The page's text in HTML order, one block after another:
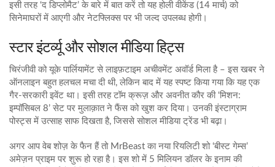
इसी तरह ‘द डिप्लोमैट’ के बारे में बात करें तो यह होली वीकेंड (14 मार्च) को
सिनेमाघरों में आएगी और नेटफ्लिक्स पर भी जल्द उपलब्ध होगी।
स्टार इंटर्व्यू और सोशल मीडिया हिट्स
चिरंजीवी को यूके पार्लियामेंट से लाइफ़टाइम अचीवमेंट अवॉर्ड मिला है – इस खबर ने
ऑनलाइन बहुत हलचल मचा दी थी, लेकिन बाद में यह स्पष्ट किया गया कि यह एक
गैर‑सरकारी इवेंट था। इसी तरह टॉम क्रूज़ और अवनीत कौर की ‘मिशन:
इम्पॉसिबल 8’ सेट पर मुलाक़ात ने फैंस को खुश कर दिया। उनकी इंस्टाग्राम
पोस्ट्स में उत्साह साफ दिखता है, जिससे सोशल मीडिया ट्रेंड भी बढ़ा।
अगर आप वेब शोज़ के फैन हैं तो MrBeast का नया रियलिटी शो ‘बीस्ट गेम्स’
अमेज़न प्राइम पर शुरू हो रहा है। इस शो में 5 मिलियन डॉलर के इनाम की